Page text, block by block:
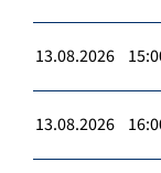
13.08.2026
13.08.2026